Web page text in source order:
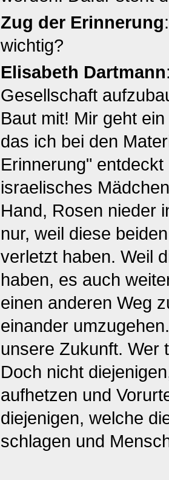
Zug der Erinnerung
wichtig?
Elisabeth Dartmann
Gesellschaft
Baut mit! Mir geht
das ich bei den
Erinnerung"
israelisches
Hand, Rosen nieder
nur, weil diese
verletzt haben. Weil
haben, es auch
einen anderen Weg
einander
unsere Zukunft. Wer
Doch nicht
aufhetzen und
diejenigen, welche
schlagen und